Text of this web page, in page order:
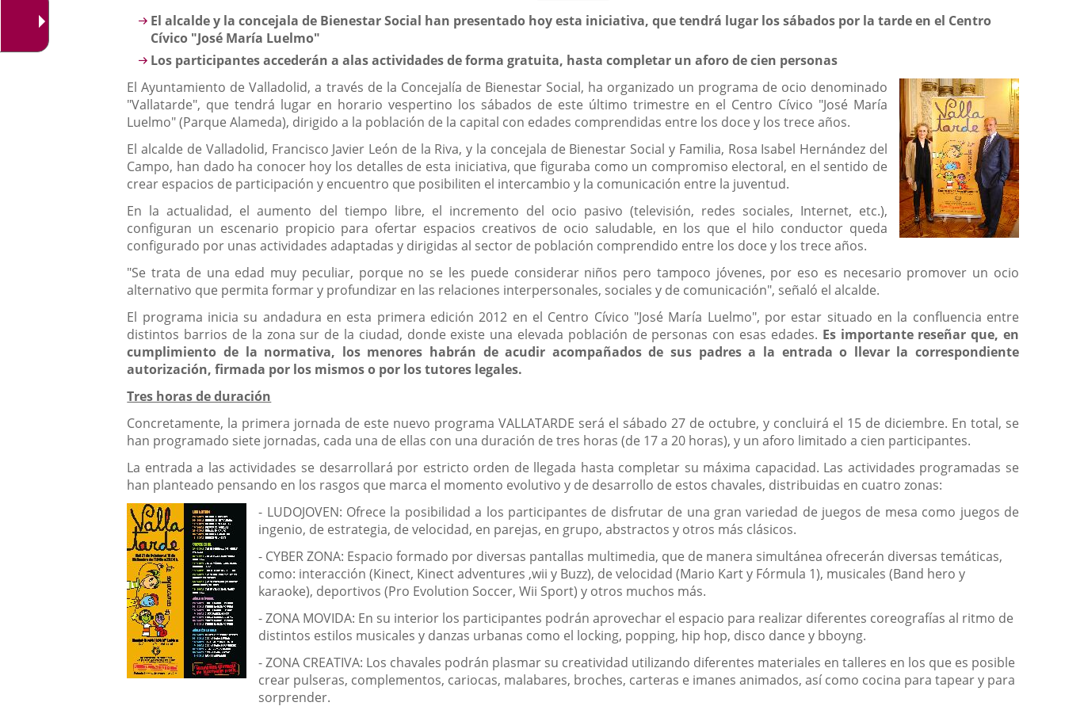
aplicaciónDescripción
El alcalde y la concejala de Bienestar Social han presentado hoy esta iniciativa, que tendrá lugar los sábados por la tarde en el Centro
Cívico "José María Luelmo"
Los participantes accederán a alas actividades de forma gratuita, hasta completar un aforo de cien personas
El Ayuntamiento de Valladolid, a través de la Concejalía de Bienestar Social, ha organizado un programa de ocio denominado
"Vallatarde", que tendrá lugar en horario vespertino los sábados de este último trimestre en el Centro Cívico "José María
Luelmo" (Parque Alameda), dirigido a la población de la capital con edades comprendidas entre los doce y los trece años.
El alcalde de Valladolid, Francisco Javier León de la Riva, y la concejala de Bienestar Social y Familia, Rosa Isabel Hernández del
Campo, han dado ha conocer hoy los detalles de esta iniciativa, que figuraba como un compromiso electoral, en el sentido de
crear espacios de participación y encuentro que posibiliten el intercambio y la comunicación entre la juventud.
En la actualidad, el aumento del tiempo libre, el incremento del ocio pasivo (televisión, redes sociales, Internet, etc.),
configuran un escenario propicio para ofertar espacios creativos de ocio saludable, en los que el hilo conductor queda
configurado por unas actividades adaptadas y dirigidas al sector de población comprendido entre los doce y los trece años.
"Se trata de una edad muy peculiar, porque no se les puede considerar niños pero tampoco jóvenes, por eso es necesario promover un ocio
alternativo que permita formar y profundizar en las relaciones interpersonales, sociales y de comunicación", señaló el alcalde.
El programa inicia su andadura en esta primera edición 2012 en el Centro Cívico "José María Luelmo", por estar situado en la confluencia entre
distintos barrios de la zona sur de la ciudad, donde existe una elevada población de personas con esas edades. Es importante reseñar que, en
cumplimiento de la normativa, los menores habrán de acudir acompañados de sus padres a la entrada o llevar la correspondiente
autorización, firmada por los mismos o por los tutores legales.
Tres horas de duración
Concretamente, la primera jornada de este nuevo programa VALLATARDE será el sábado 27 de octubre, y concluirá el 15 de diciembre. En total, se
han programado siete jornadas, cada una de ellas con una duración de tres horas (de 17 a 20 horas), y un aforo limitado a cien participantes.
La entrada a las actividades se desarrollará por estricto orden de llegada hasta completar su máxima capacidad. Las actividades programadas se
han planteado pensando en los rasgos que marca el momento evolutivo y de desarrollo de estos chavales, distribuidas en cuatro zonas:
- LUDOJOVEN: Ofrece la posibilidad a los participantes de disfrutar de una gran variedad de juegos de mesa como juegos de
ingenio, de estrategia, de velocidad, en parejas, en grupo, abstractos y otros más clásicos.
- CYBER ZONA: Espacio formado por diversas pantallas multimedia, que de manera simultánea ofrecerán diversas temáticas,
como: interacción (Kinect, Kinect adventures ,wii y Buzz), de velocidad (Mario Kart y Fórmula 1), musicales (Band hero y
karaoke), deportivos (Pro Evolution Soccer, Wii Sport) y otros muchos más.
- ZONA MOVIDA: En su interior los participantes podrán aprovechar el espacio para realizar diferentes coreografías al ritmo de
distintos estilos musicales y danzas urbanas como el locking, popping, hip hop, disco dance y bboyng.
- ZONA CREATIVA: Los chavales podrán plasmar su creatividad utilizando diferentes materiales en talleres en los que es posible
crear pulseras, complementos, cariocas, malabares, broches, carteras e imanes animados, así como cocina para tapear y para
sorprender.